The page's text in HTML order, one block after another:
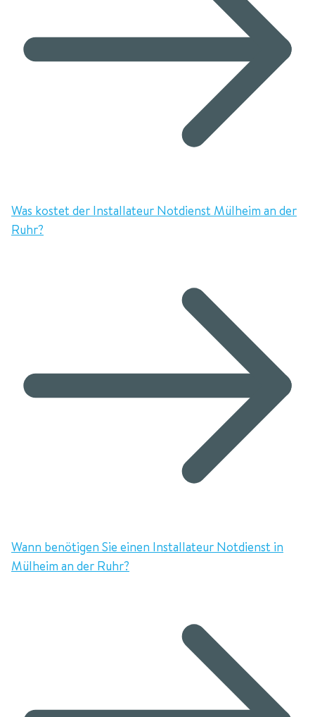
Was kostet der Installateur Notdienst Mülheim an der
Ruhr?
Wann benötigen Sie einen Installateur Notdienst in
Mülheim an der Ruhr?